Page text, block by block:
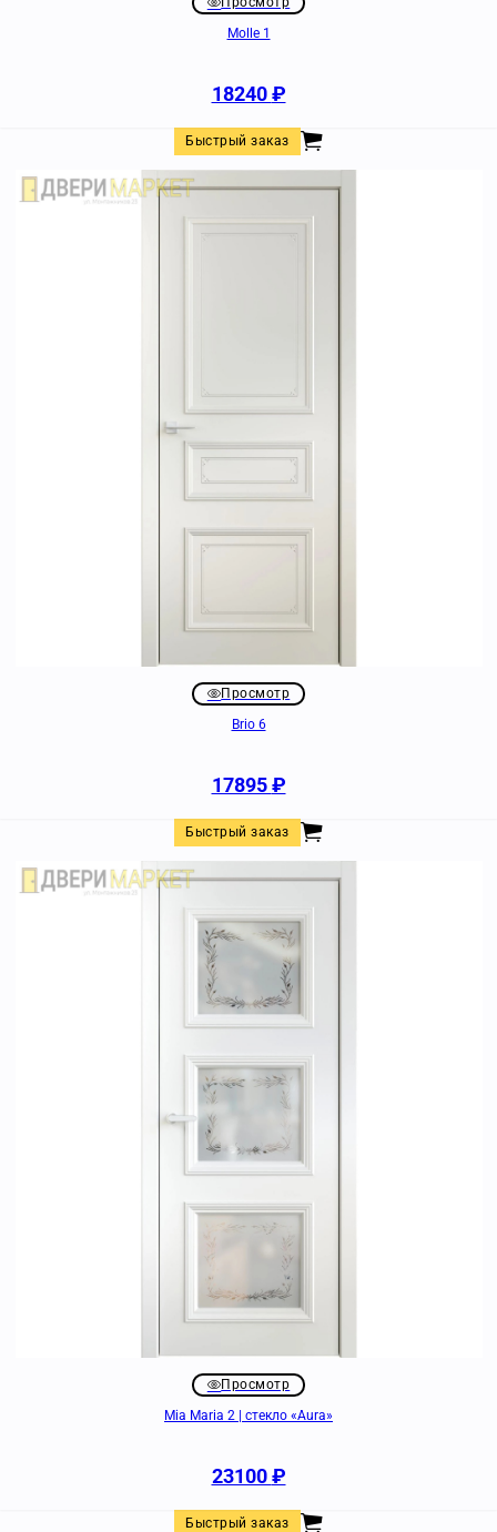
Molle 1
18240₽
Быстрый заказ
Просмотр
Brio 6
17895₽
Быстрый заказ
Просмотр
Mia Maria 2 | стекло «Aura»
23100₽
Быстрый заказ